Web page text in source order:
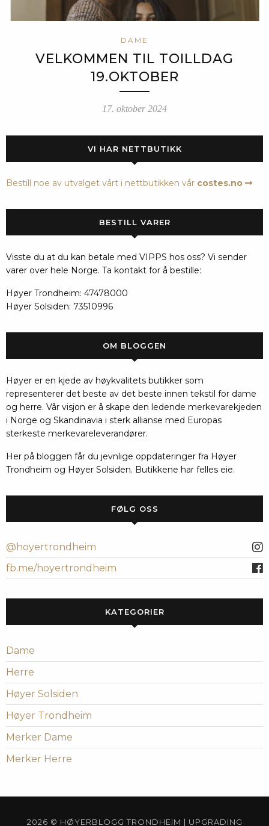
DAME
VELKOMMEN TIL TOILLDAG
19.OKTOBER
17. oktober 2024
VI HAR NETTBUTIKK
Bestill noe av utvalget vårt i nettbutikken vår costes.no
BESTILL VARER
Visste du at du kan betale med VIPPS hos oss? Vi sender
varer over hele Norge. Ta kontakt for å bestille:
Høyer Trondheim: 47478000
Høyer Solsiden: 73510996
OM BLOGGEN
Høyer er en kjede av høykvalitets butikker som
representerer det beste av det beste innen tekstil for dame
og herre. Vår visjon er å skape den ledende merkevarekjeden
i Norge og Skandinavia i sterk allianse med Europas
sterkeste merkevareleverandører.
Her på bloggen får du jevnlige oppdateringer fra Høyer
Trondheim og Høyer Solsiden. Butikkene har felles eie.
FØLG OSS
@hoyertrondheim
fb.me/hoyertrondheim
KATEGORIER
Dame
Herre
Høyer Solsiden
Høyer Trondheim
Merker Dame
Merker Herre
2026 © HØYERBLOGG TRONDHEIM | UPGRADING